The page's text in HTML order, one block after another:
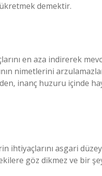
demektir.
en aza indirerek
nimetlerini
inanç huzuru içinde
ihtiyaçlarını asgari
göz dikmez ve bir